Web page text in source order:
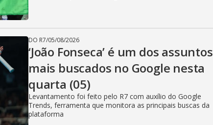
DO R7/05/08/2026
‘João Fonseca’ é um dos assuntos
mais buscados no Google nesta
quarta (05)
Levantamento foi feito pelo R7 com auxílio do Google
Trends, ferramenta que monitora as principais buscas da
plataforma